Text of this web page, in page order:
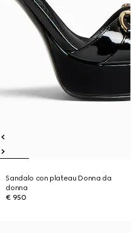
Sandalo con plateau Donna da
donna
€ 950